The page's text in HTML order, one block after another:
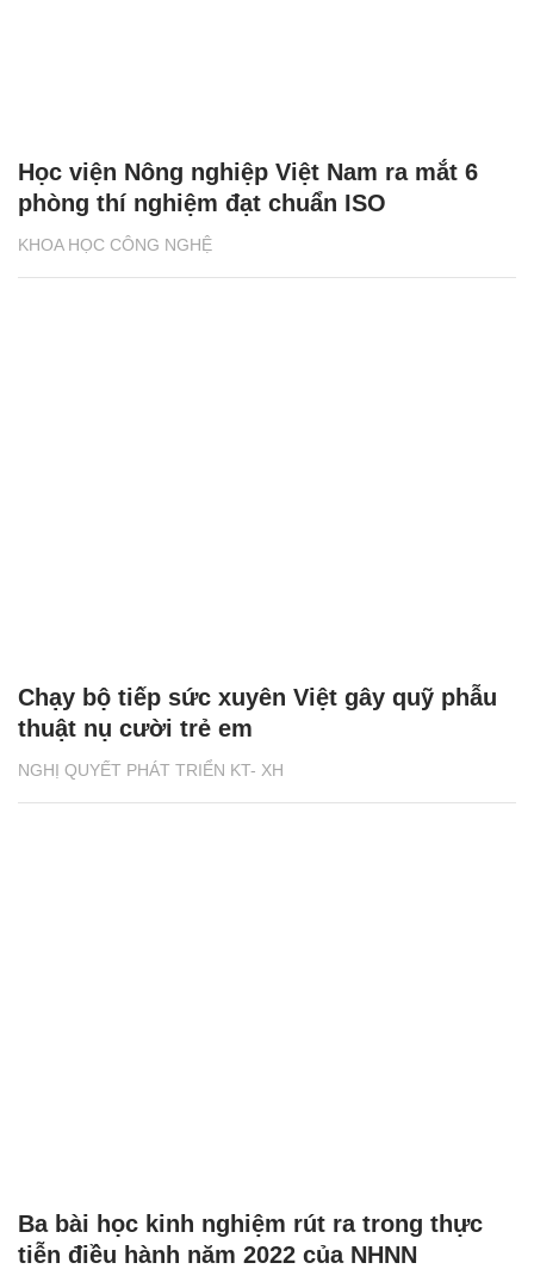
KHOA HỌC CÔNG NGHỆ
Học viện Nông nghiệp Việt Nam ra mắt 6
phòng thí nghiệm đạt chuẩn ISO
NGHỊ QUYẾT PHÁT TRIỂN KT- XH
Chạy bộ tiếp sức xuyên Việt gây quỹ phẫu
thuật nụ cười trẻ em
Ba bài học kinh nghiệm rút ra trong thực
tiễn điều hành năm 2022 của NHNN